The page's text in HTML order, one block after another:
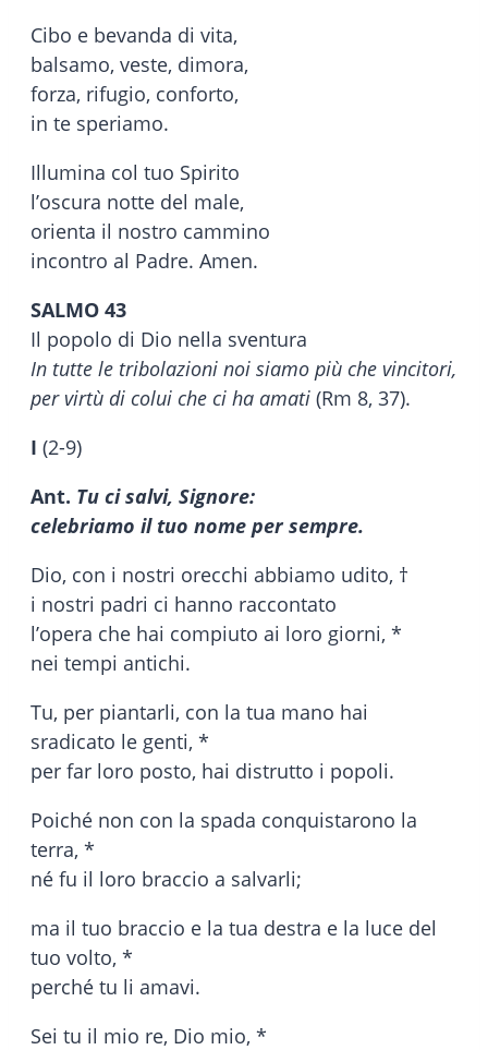
Cibo e bevanda di vita,
balsamo, veste, dimora,
forza, rifugio, conforto,
in te speriamo.
Illumina col tuo Spirito
l’oscura notte del male,
orienta il nostro cammino
incontro al Padre. Amen.
SALMO 43
Il popolo di Dio nella sventura
In tutte le tribolazioni noi siamo più che vincitori,
per virtù di colui che ci ha amati (Rm 8, 37).
I (2-9)
Ant. Tu ci salvi, Signore:
celebriamo il tuo nome per sempre.
Dio, con i nostri orecchi abbiamo udito, †
i nostri padri ci hanno raccontato
l’opera che hai compiuto ai loro giorni, *
nei tempi antichi.
Tu, per piantarli, con la tua mano hai
sradicato le genti, *
per far loro posto, hai distrutto i popoli.
Poiché non con la spada conquistarono la
terra, *
né fu il loro braccio a salvarli;
ma il tuo braccio e la tua destra e la luce del
tuo volto, *
perché tu li amavi.
Sei tu il mio re, Dio mio, *